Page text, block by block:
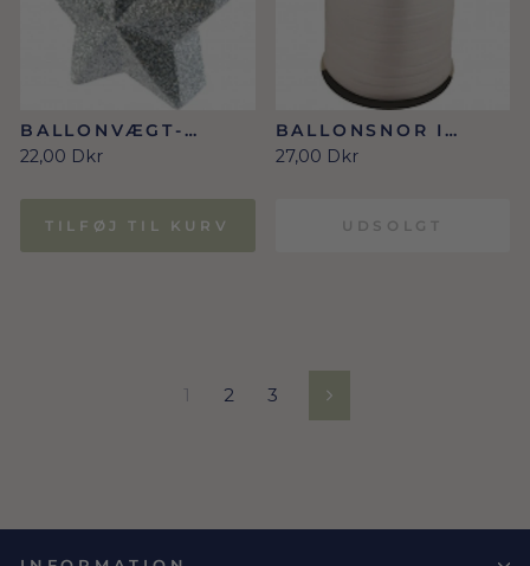
BALLONVÆGT-
STJERNE SØLV
22,00 Dkr
TILFØJ TIL KURV
BALLONSNOR I
SØLV- 500 METER
27,00 Dkr
UDSOLGT
1 2 3 Næste